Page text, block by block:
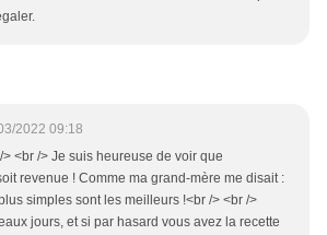
2022 09:18
> <br /> Je suis heureuse de voir que
revenue ! Comme ma grand-mère me disait :
simples sont les meilleurs !<br /> <br />
jours, et si par hasard vous avez la recette